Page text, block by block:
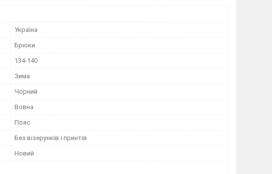
Україна
Брюки
134-140
Зима
Чорний
Вовна
Пояс
Без візерунків і принтів
Новий